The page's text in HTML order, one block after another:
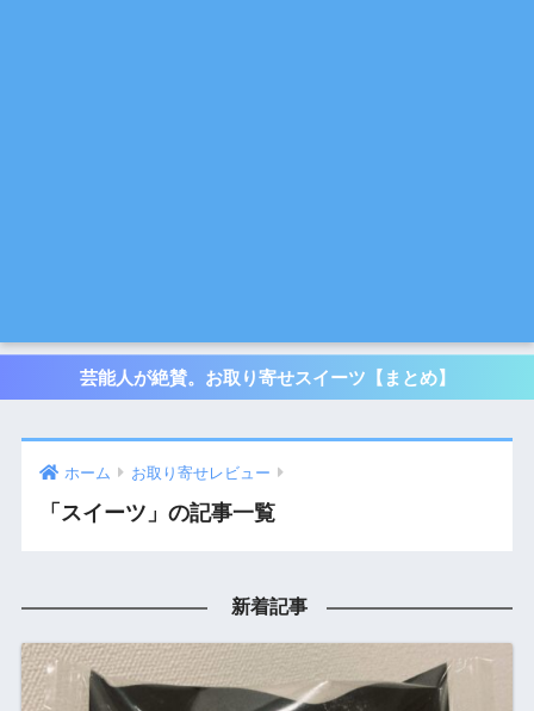
芸能人が絶賛。お取り寄せスイーツ【まとめ】
ホーム お取り寄せレビュー
「スイーツ」の記事一覧
新着記事